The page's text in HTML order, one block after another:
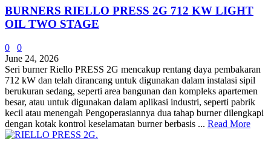
BURNERS RIELLO PRESS 2G 712 KW LIGHT
OIL TWO STAGE
0
0
June 24, 2026
Seri burner Riello PRESS 2G mencakup rentang daya pembakaran
712 kW dan telah dirancang untuk digunakan dalam instalasi sipil
berukuran sedang, seperti area bangunan dan kompleks apartemen
besar, atau untuk digunakan dalam aplikasi industri, seperti pabrik
kecil atau menengah Pengoperasiannya dua tahap burner dilengkapi
dengan kotak kontrol keselamatan burner berbasis ... Read More